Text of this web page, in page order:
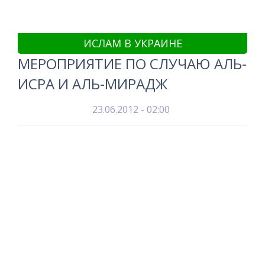
ИСЛАМ В УКРАИНЕ
МЕРОПРИЯТИЕ ПО СЛУЧАЮ АЛЬ-
ИСРА И АЛЬ-МИРАДЖ
23.06.2012 - 02:00